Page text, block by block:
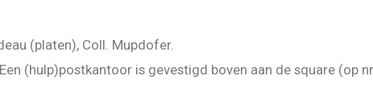
(platen), Coll. Mupdofer.
(hulp)postkantoor is gevestigd boven aan de square (op